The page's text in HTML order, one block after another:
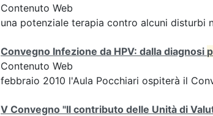
Contenuto Web
una potenziale terapia contro alcuni disturbi
Convegno Infezione da HPV: dalla diagnosi
Contenuto Web
febbraio 2010 l'Aula Pocchiari ospiterà il
V Convegno "Il contributo delle Unità di